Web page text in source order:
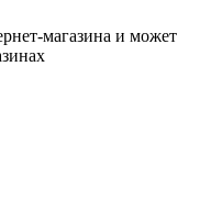
магазина и может